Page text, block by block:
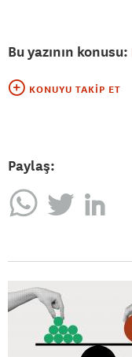
Bu yazının konusu:
KONUYU TAKIP ET
Paylaş: